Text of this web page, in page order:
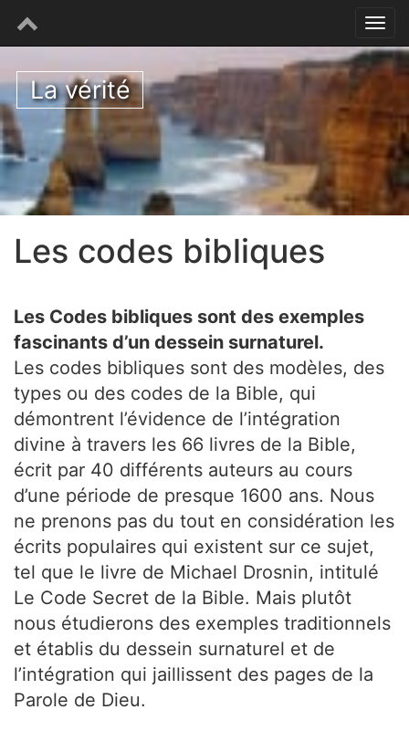
La vérité
Les codes bibliques
Les Codes bibliques sont des exemples
fascinants d’un dessein surnaturel.
Les codes bibliques sont des modèles, des
types ou des codes de la Bible, qui
démontrent l’évidence de l’intégration
divine à travers les 66 livres de la Bible,
écrit par 40 différents auteurs au cours
d’une période de presque 1600 ans. Nous
ne prenons pas du tout en considération les
écrits populaires qui existent sur ce sujet,
tel que le livre de Michael Drosnin, intitulé
Le Code Secret de la Bible. Mais plutôt
nous étudierons des exemples traditionnels
et établis du dessein surnaturel et de
l’intégration qui jaillissent des pages de la
Parole de Dieu.